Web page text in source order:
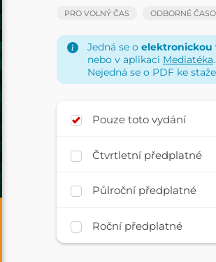
PRO VOLNÝ ČAS ODBORNÉ
Jedná se o elektronickou
nebo v aplikaci Mediatéka.
Nejedná se o PDF ke
Pouze toto vydání
Čtvrtletní předplatné
Půlroční předplatné
Roční předplatné